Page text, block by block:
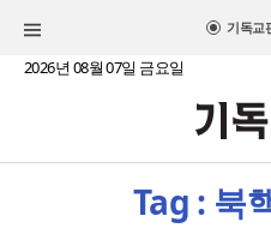
기독교
2026년 08월 07일 금요일
Tag : 북